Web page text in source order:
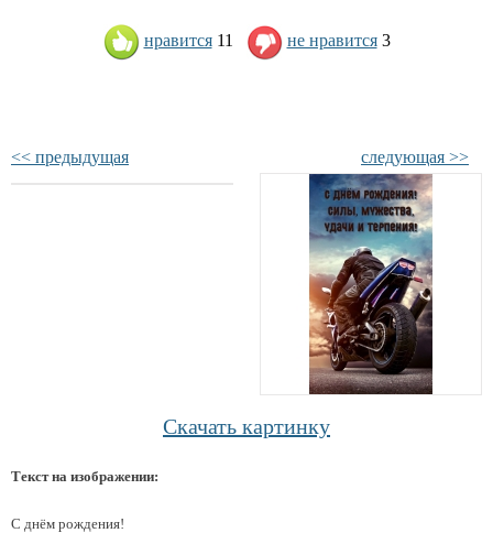
нравится 11 не нравится 3
<< предыдущая следующая >>
Скачать картинку
Текст на изображении:
С днём рождения!